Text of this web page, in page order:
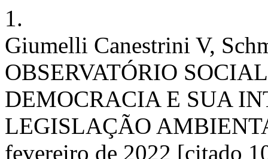
1.
Giumelli Canestrini V,
OBSERVATÓRIO
DEMOCRACIA E SUA
LEGISLAÇÃO
fevereiro de 2022 [citado